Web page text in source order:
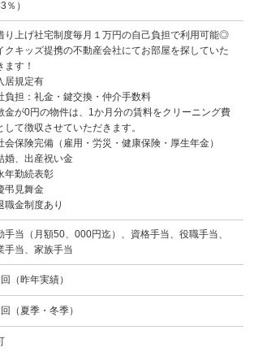
％）
り上げ社宅制度毎月１万円の自己負担で利用可能◎
クキッズ提携の不動産会社にてお部屋を探していた
ます！
居規定有
負担：礼金・鍵交換・仲介手数料
が0円の物件は、1か月分の賃料をクリーニング費
して徴収させていただきます。
会保険完備（雇用・労災・健康保険・厚生年金）
婚、出産祝い金
年勤続表彰
弔見舞金
職金制度あり
手当（月額50、000円迄）、資格手当、役職手当、
手当、家族手当
（昨年実績）
（夏季・冬季）